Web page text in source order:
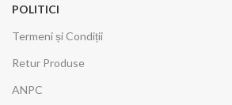
POLITICI
Termeni și Condiții
Retur Produse
ANPC